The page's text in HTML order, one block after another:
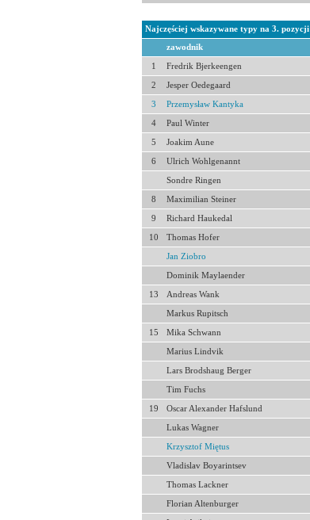
Najczęściej wskazywane typy na 3. pozycji
zawodnik
1 Fredrik Bjerkeengen
2 Jesper Oedegaard
3 Przemysław Kantyka
4 Paul Winter
5 Joakim Aune
6 Ulrich Wohlgenannt
Sondre Ringen
8 Maximilian Steiner
9 Richard Haukedal
10 Thomas Hofer
Jan Ziobro
Dominik Maylaender
13 Andreas Wank
Markus Rupitsch
15 Mika Schwann
Marius Lindvik
Lars Brodshaug Berger
Tim Fuchs
19 Oscar Alexander Hafslund
Lukas Wagner
Krzysztof Miętus
Vladislav Boyarintsev
Thomas Lackner
Florian Altenburger